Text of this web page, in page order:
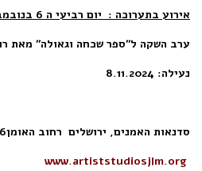
אירוע בתערוכה : יום רביעי ה 6 בנובמבר בשעה 20:00
ערב השקה ל״ספר שכחה וגאולה״ מאת
נעילה: 8.11.2024
סדנאות האמנים, ירושלים רחוב האומן26, ירושלים
www.artiststudiosjlm.org